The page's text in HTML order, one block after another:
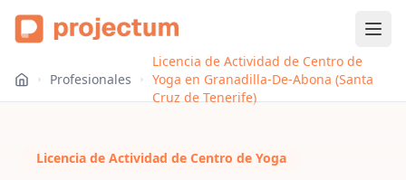
Profesionales
Licencia de Actividad de Centro de
Yoga en Granadilla-De-Abona (Santa
Cruz de Tenerife)
Licencia de Actividad de Centro de Yoga